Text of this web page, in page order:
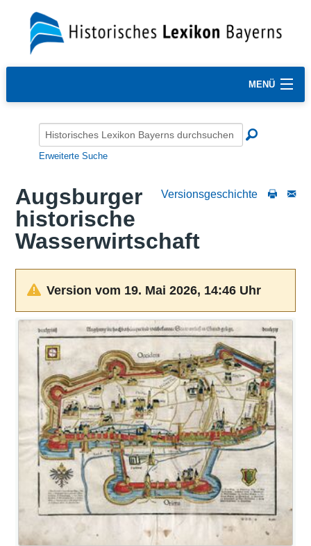
MENÜ
Erweiterte Suche
Versionsgeschichte
Augsburger
historische
Wasserwirtschaft
Version vom 19. Mai 2026, 14:46 Uhr